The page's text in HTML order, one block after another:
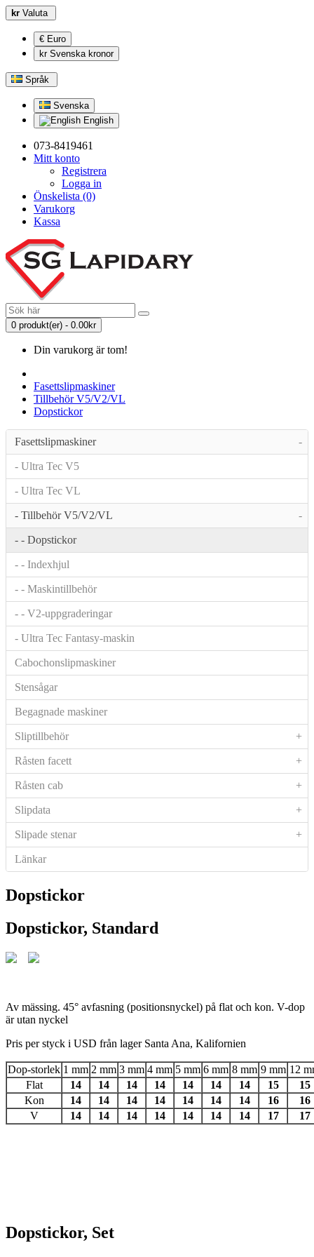
kr Valuta
€ Euro
kr Svenska kronor
Språk
Svenska
English
073-8419461
Mitt konto
Registrera
Logga in
Önskelista (0)
Varukorg
Kassa
0 produkt(er) - 0.00kr
Din varukorg är tom!
Fasettslipmaskiner
Tillbehör V5/V2/VL
Dopstickor
Fasettslipmaskiner -
- Ultra Tec V5
- Ultra Tec VL
- Tillbehör V5/V2/VL -
- - Dopstickor
- - Indexhjul
- - Maskintillbehör
- - V2-uppgraderingar
- Ultra Tec Fantasy-maskin
Cabochonslipmaskiner
Stensågar
Begagnade maskiner
Sliptillbehör +
Råsten facett +
Råsten cab +
Slipdata +
Slipade stenar +
Länkar
Dopstickor
Dopstickor, Standard
Av mässing. 45° avfasning (positionsnyckel) på flat och kon. V-dop
är utan nyckel
Pris per styck i USD från lager Santa Ana, Kalifornien
Dop-storlek 1 mm 2 mm 3 mm 4 mm 5 mm 6 mm 8 mm 9 mm 12
Flat
14 14 14 14 14 14 14 15
15
Kon
14 14 14 14 14 14 14 16
16
V
14 14 14 14 14 14 14 17 17
Dopstickor, Set